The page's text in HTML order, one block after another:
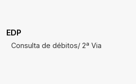
EDP
Consulta de débitos/ 2ª Via